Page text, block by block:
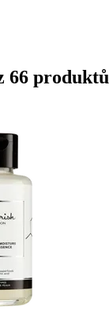
66 produktů